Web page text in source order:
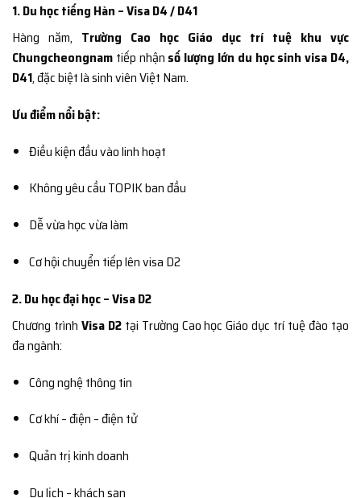
1. Du học tiếng Hàn – Visa D4 / D41
Hàng năm, Trường Cao học Giáo dục trí tuệ khu vực
Chungcheongnam tiếp nhận số lượng lớn du học sinh visa D4,
D41, đặc biệt là sinh viên Việt Nam.
Ưu điểm nổi bật:
Điều kiện đầu vào linh hoạt
Không yêu cầu TOPIK ban đầu
Dễ vừa học vừa làm
Cơ hội chuyển tiếp lên visa D2
2. Du học đại học – Visa D2
Chương trình Visa D2tại Trường Cao học Giáo dục trí tuệ đào tạo
đa ngành:
Công nghệ thông tin
Cơ khí – điện – điện tử
Quản trị kinh doanh
Du lịch – khách sạn